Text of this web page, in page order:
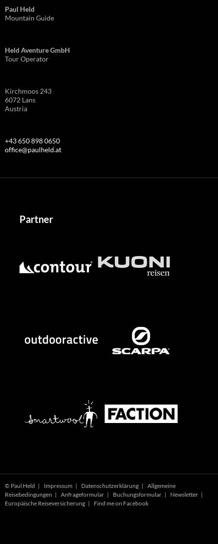
Paul Held
Mountain Guide
Held Aventure GmbH
Tour Operator
Kirchmoos 243
6072 Lans
Austria
+43 650 898 0650
office@paulheld.at
Partner
© Paul Held | Impressum | Datenschutzerklärung | Allgemeine
Reisebedingungen | Anfrageformular | Buchungsformular | Newsletter |
Europäische Reiseversicherung | Find me on Facebook